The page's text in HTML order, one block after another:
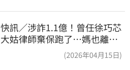
快訊／涉詐1.1億！曾任徐巧芯
大姑律師棄保跑了…媽也離
(2026年04月15日)